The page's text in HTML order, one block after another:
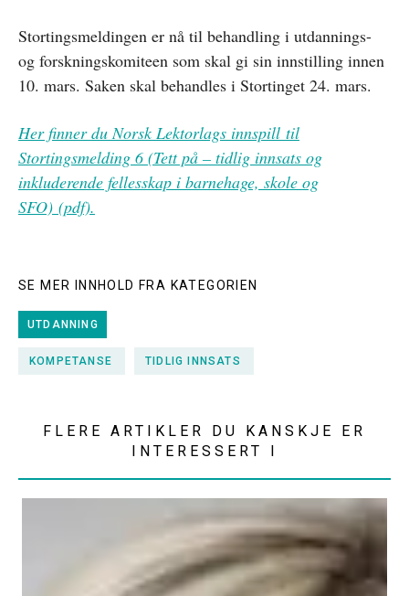
Stortingsmeldingen er nå til behandling i utdannings-
og forskningskomiteen som skal gi sin innstilling innen
10. mars. Saken skal behandles i Stortinget 24. mars.
Her finner du Norsk Lektorlags innspill til
Stortingsmelding 6 (Tett på – tidlig innsats og
inkluderende fellesskap i barnehage, skole og
SFO) (pdf).
SE MER INNHOLD FRA KATEGORIEN
UTDANNING
KOMPETANSE TIDLIG INNSATS
FLERE ARTIKLER DU KANSKJE ER
INTERESSERT I